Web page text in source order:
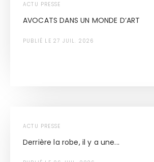
ACTU PRESSE
AVOCATS DANS UN MONDE D’ART
PUBLIÉ LE 27 JUIL. 2026
ACTU PRESSE
Derrière la robe, il y a une...